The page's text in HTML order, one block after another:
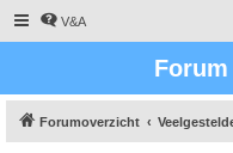
V&A
Forumoverzicht